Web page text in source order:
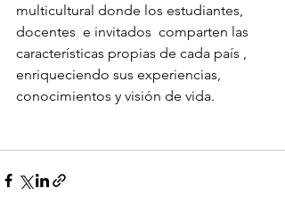
multicultural donde los estudiantes,
docentes  e invitados  comparten las
características propias de cada país ,
enriqueciendo sus experiencias,
conocimientos y visión de vida.